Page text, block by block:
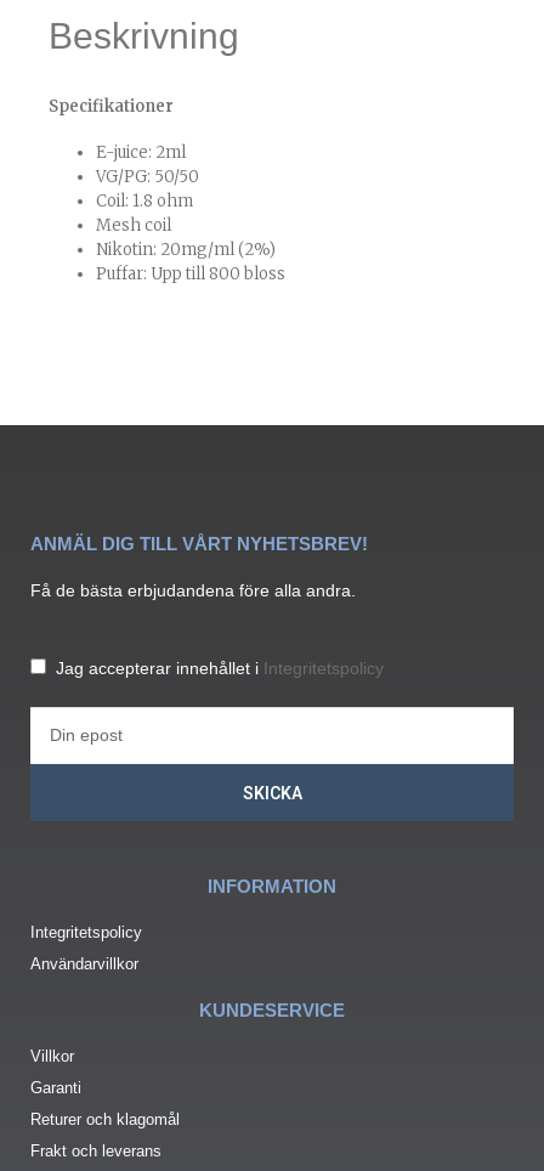
Beskrivning
Specifikationer
E-juice: 2ml
VG/PG: 50/50
Coil: 1.8 ohm
Mesh coil
Nikotin: 20mg/ml (2%)
Puffar: Upp till 800 bloss
ANMÄL DIG TILL VÅRT NYHETSBREV!
Få de bästa erbjudandena före alla andra.
Jag accepterar innehållet i Integritetspolicy
SKICKA
INFORMATION
Integritetspolicy
Användarvillkor
KUNDESERVICE
Villkor
Garanti
Returer och klagomål
Frakt och leverans